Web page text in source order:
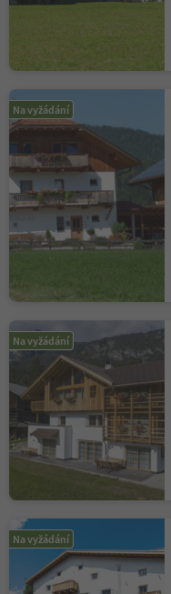
Na vyžádání
Na vyžádání
Na vyžádání